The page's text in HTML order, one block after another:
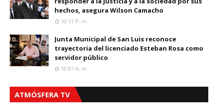
hechos, asegura Wilson Camacho
10:17 P. M.
Junta Municipal de San Luis reconoce
trayectoria del licenciado Esteban Rosa como
servidor público
10:07 A. M.
ATMÓSFERA TV